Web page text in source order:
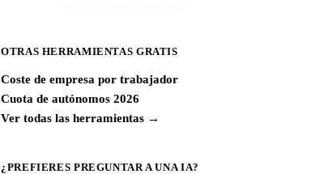
OTRAS HERRAMIENTAS GRATIS
Coste de empresa por trabajador
Cuota de autónomos 2026
Ver todas las herramientas →
¿PREFIERES PREGUNTAR A UNA IA?